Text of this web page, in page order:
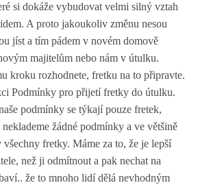
si dokáže vybudovat velmi silný vztah
A proto jakoukoliv změnu nesou
jíst a tím pádem v novém domově
majitelům nebo nám v útulku.
kroku rozhodnete, fretku na to připravte.
Podmínky pro přijetí fretky do útulku.
podmínky se týkají pouze fretek,
žádné podmínky a ve většině
fretky. Máme za to, že je lepší
než ji odmítnout a pak nechat na
že to mnoho lidí dělá nevhodným